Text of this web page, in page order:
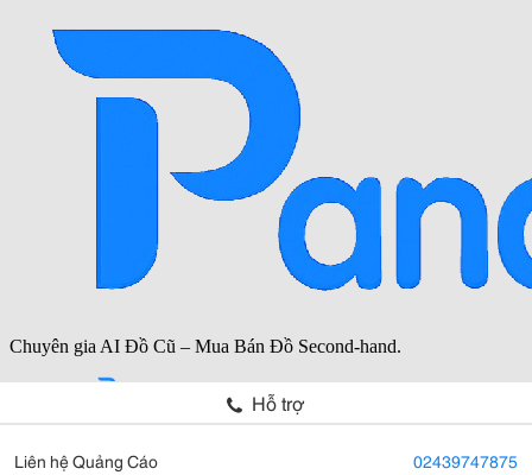
Hỗ trợ
Liên hệ Quảng Cáo 02439747875